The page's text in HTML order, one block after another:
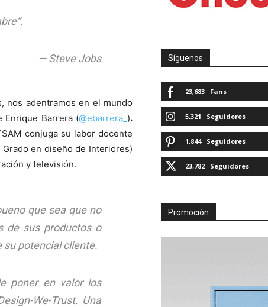
— Steve Jobs
nos adentramos en el mundo
Enrique Barrera (@ebarrera_ ).
conjuga su labor docente
en diseño de Interiores)
y televisión.
que sea que no
de sus productos o
su potencial cliente.
poner en valor los
We-Trust. Una
Síguenos
23,683 Fans
5,321 Seguidores
1,844 Seguidores
23,782 Seguidores
Promoción